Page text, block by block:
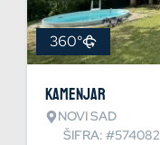
360°
Kamenjar
NOVI SAD
ŠIFRA: #574082